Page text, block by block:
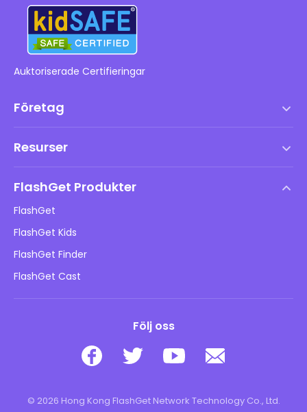
Auktoriserade Certifieringar
Företag
DMCA-policy
Integritetspolicy
Reklampolicyer
Sälj inte min information
Resurser
Barns onlinesäkerhet
Ladda ner
FlashGet Produkter
FlashGet
FlashGet Kids
FlashGet Finder
FlashGet Cast
Följ oss
© 2026 Hong Kong FlashGet Network Technology Co., Ltd.